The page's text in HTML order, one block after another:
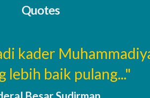
Quotes
kader
lebih baik pulang..."